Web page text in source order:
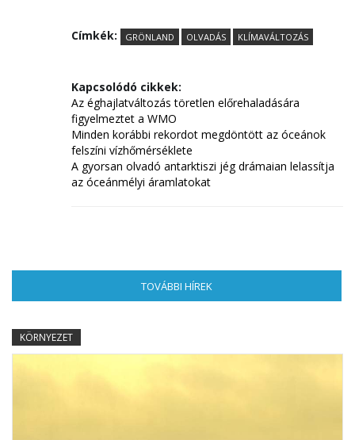
Címkék: GRÖNLAND OLVADÁS KLÍMAVÁLTOZÁS
Kapcsolódó cikkek:
Az éghajlatváltozás töretlen előrehaladására
figyelmeztet a WMO
Minden korábbi rekordot megdöntött az óceánok
felszíni vízhőmérséklete
A gyorsan olvadó antarktiszi jég drámaian lelassítja
az óceánmélyi áramlatokat
TOVÁBBI HÍREK
KÖRNYEZET